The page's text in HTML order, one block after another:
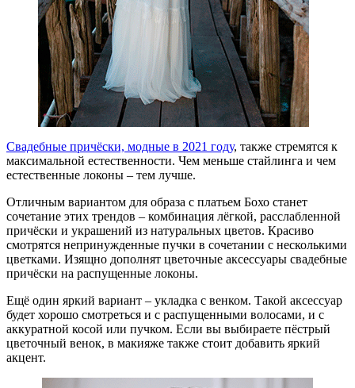
Свадебные причёски, модные в 2021 году, также стремятся к
максимальной естественности. Чем меньше стайлинга и чем
естественные локоны – тем лучше.
Отличным вариантом для образа с платьем Бохо станет
сочетание этих трендов – комбинация лёгкой, расслабленной
причёски и украшений из натуральных цветов. Красиво
смотрятся непринужденные пучки в сочетании с несколькими
цветками. Изящно дополнят цветочные аксессуары свадебные
причёски на распущенные локоны.
Ещё один яркий вариант – укладка с венком. Такой аксессуар
будет хорошо смотреться и с распущенными волосами, и с
аккуратной косой или пучком. Если вы выбираете пёстрый
цветочный венок, в макияже также стоит добавить яркий
акцент.